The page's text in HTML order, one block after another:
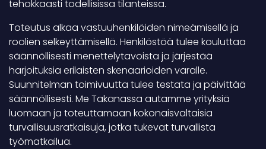
tehokkaasti todellisissa tilanteissa.
Toteutus alkaa vastuuhenkilöiden nimeämisellä ja
roolien selkeyttämisellä. Henkilöstöä tulee kouluttaa
säännöllisesti menettelytavoista ja järjestää
harjoituksia erilaisten skenaarioiden varalle.
Suunnitelman toimivuutta tulee testata ja päivittää
säännöllisesti. Me Takanassa autamme yrityksiä
luomaan ja toteuttamaan kokonaisvaltaisia
turvallisuusratkaisuja, jotka tukevat turvallista
työmatkailua.